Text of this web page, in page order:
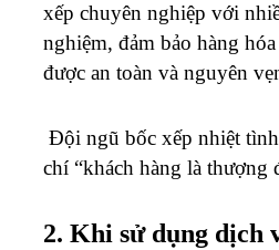
xếp chuyên nghiệp với
nghiệm, đảm bảo hàng
được an toàn và nguyên
Đội ngũ bốc xếp nhiệt
chí “khách hàng là thượng
2. Khi sử dụng dịch